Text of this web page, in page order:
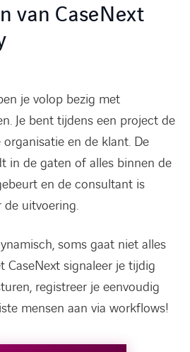
van CaseNext
je volop bezig met
Je bent tijdens een project de
en de klant. De
in de gaten of alles binnen de
en de consultant is
uitvoering.
soms gaat niet alles
CaseNext signaleer je tijdig
registreer je eenvoudig
mensen aan via workflows!